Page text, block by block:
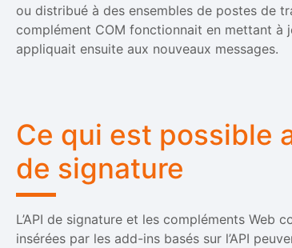
ou distribué à des ensembles de postes de
complément COM fonctionnait en mettant à
appliquait ensuite aux nouveaux messages.
Ce qui est possible
de signature
L’API de signature et les compléments Web
insérées par les add-ins basés sur l’API